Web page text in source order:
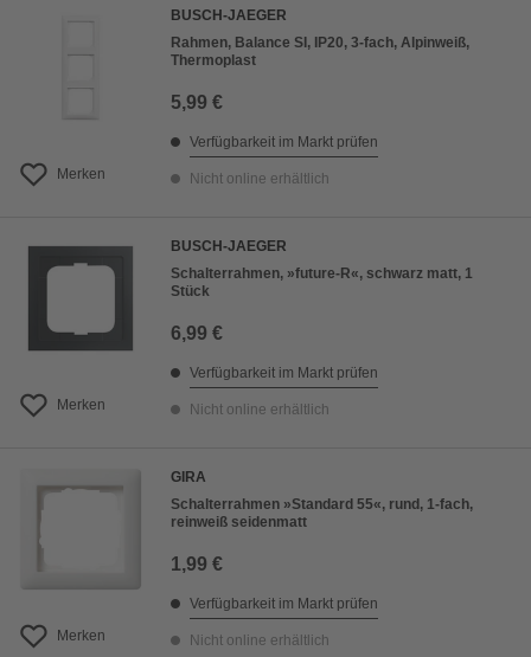
Merken
BUSCH-JAEGER
Rahmen, Balance SI, IP20, 3-fach, Alpinweiß,
Thermoplast
5,99 €
Verfügbarkeit im Markt prüfen
Nicht online erhältlich
Merken
BUSCH-JAEGER
Schalterrahmen, »future-R«, schwarz matt, 1
Stück
6,99 €
Verfügbarkeit im Markt prüfen
Nicht online erhältlich
Merken
GIRA
Schalterrahmen »Standard 55«, rund, 1-fach,
reinweiß seidenmatt
1,99 €
Verfügbarkeit im Markt prüfen
Nicht online erhältlich